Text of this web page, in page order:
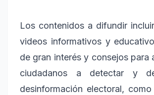
Los contenidos a difundir
videos informativos y
de gran interés y consejos para
ciudadanos a detectar y
desinformación electoral,